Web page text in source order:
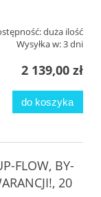
duża ilość
Wysyłka w:3 dni
2 139,00 zł
do koszyka
FLOW, BY-
20